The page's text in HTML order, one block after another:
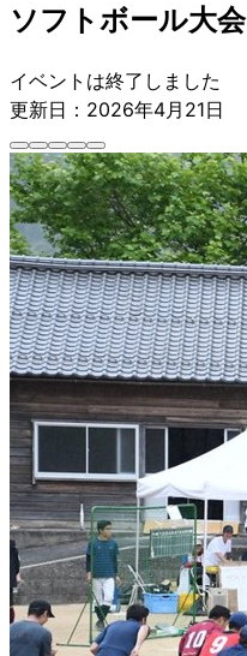
ソフトボール大会
イベントは終了しました
更新日：2026年4月21日